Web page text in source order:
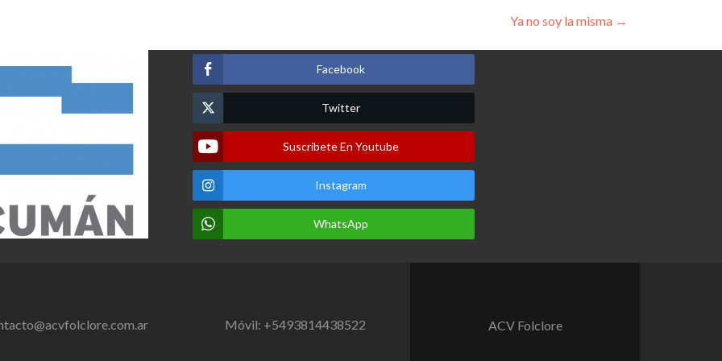
Ya no soy la misma →
Facebook
Twitter
Suscribete En Youtube
Instagram
WhatsApp
Móvil: +5493814438522 ACV Folclore